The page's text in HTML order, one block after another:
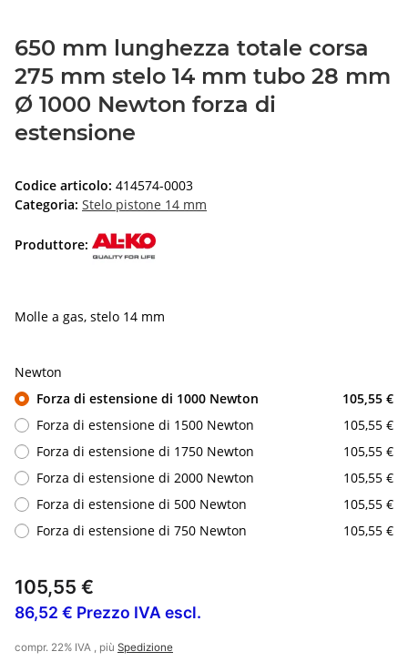
650 mm lunghezza totale corsa
275 mm stelo 14 mm tubo 28 mm
Ø 1000 Newton forza di
estensione
Codice articolo: 414574-0003
Categoria: Stelo pistone 14 mm
Produttore:
Molle a gas, stelo 14 mm
Newton
Forza di estensione di 1000 Newton
105,55 €
Forza di estensione di 1500 Newton
105,55 €
Forza di estensione di 1750 Newton
105,55 €
Forza di estensione di 2000 Newton
105,55 €
Forza di estensione di 500 Newton
105,55 €
Forza di estensione di 750 Newton
105,55 €
105,55 €
86,52 € Prezzo IVA escl.
compr. 22% IVA , più Spedizione